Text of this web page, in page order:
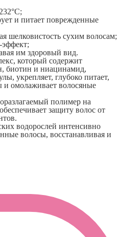
и питает поврежденные
шелковистость сухим волосам;
им здоровый вид.
который содержит
биотин и ниацинамид,
укрепляет, глубоко питает,
и омолаживает волосяные
полимер на
защиту волос от
водорослей интенсивно
волосы, восстанавливая и